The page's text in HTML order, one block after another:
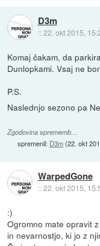
D3m
::22. okt 2015,
Komaj čakam, da
Dunlopkami. Vsaj ne
P.S.
Naslednjo sezono pa
Zgodovina sprememb…
spremenil: D3m(22. okt
WarpedGone
::22. okt 2015,
:)
Ogromno mate opravit
in nevarnostjo, ki jo z